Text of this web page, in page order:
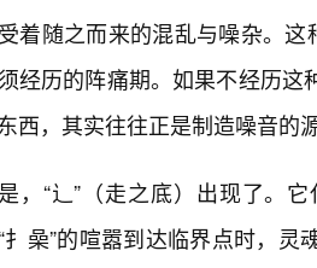
着随之而来的混乱与噪杂。
经历的阵痛期。如果不经历
西，其实往往正是制造噪音的
，“辶”（走之底）出现了。
扌喿”的喧嚣到达临界点时，